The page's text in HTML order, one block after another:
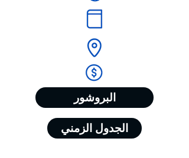
البروشور
الجدول الزمني